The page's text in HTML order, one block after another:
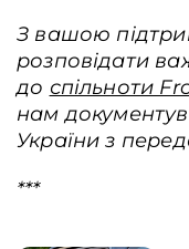
З вашою
розповідати
до спільноти
нам
України з
***